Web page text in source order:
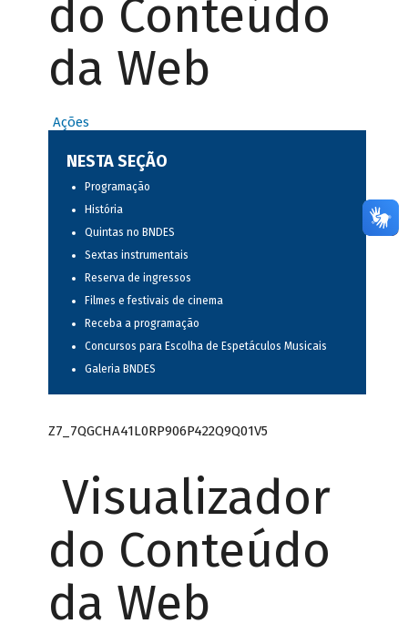
do Conteúdo
da Web
Ações
NESTA SEÇÃO
Programação
História
Quintas no BNDES
Sextas instrumentais
Reserva de ingressos
Filmes e festivais de cinema
Receba a programação
Concursos para Escolha de Espetáculos Musicais
Galeria BNDES
Z7_7QGCHA41L0RP906P422Q9Q01V5
Visualizador
do Conteúdo
da Web